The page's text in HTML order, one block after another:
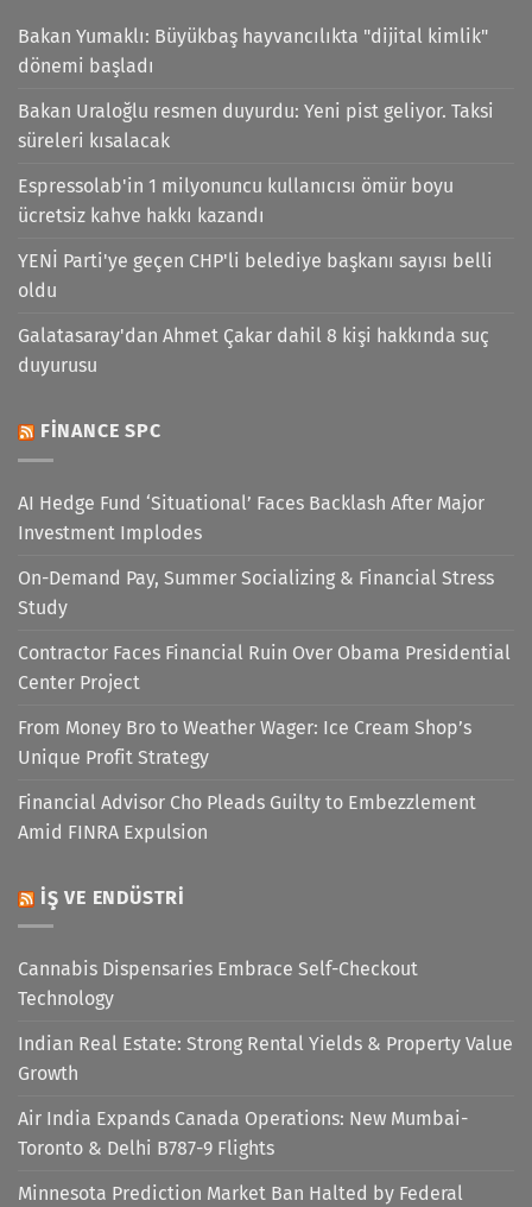
Bakan Yumaklı: Büyükbaş hayvancılıkta "dijital kimlik"
dönemi başladı
Bakan Uraloğlu resmen duyurdu: Yeni pist geliyor. Taksi
süreleri kısalacak
Espressolab'in 1 milyonuncu kullanıcısı ömür boyu
ücretsiz kahve hakkı kazandı
YENİ Parti'ye geçen CHP'li belediye başkanı sayısı belli
oldu
Galatasaray'dan Ahmet Çakar dahil 8 kişi hakkında suç
duyurusu
FINANCE SPC
AI Hedge Fund ‘Situational’ Faces Backlash After Major
Investment Implodes
On-Demand Pay, Summer Socializing & Financial Stress
Study
Contractor Faces Financial Ruin Over Obama Presidential
Center Project
From Money Bro to Weather Wager: Ice Cream Shop’s
Unique Profit Strategy
Financial Advisor Cho Pleads Guilty to Embezzlement
Amid FINRA Expulsion
İŞ VE ENDÜSTRI
Cannabis Dispensaries Embrace Self-Checkout
Technology
Indian Real Estate: Strong Rental Yields & Property Value
Growth
Air India Expands Canada Operations: New Mumbai-
Toronto & Delhi B787-9 Flights
Minnesota Prediction Market Ban Halted by Federal